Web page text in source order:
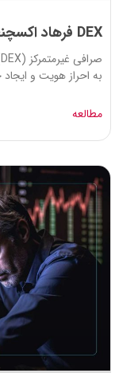
DEX فرهاد اکسچنج و ویژگی‌های خاص آن
به احراز هویت و
مطالعه